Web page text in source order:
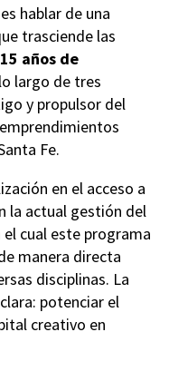
es hablar de una
trasciende las
años de
largo de tres
y propulsor del
Fe.
en el acceso a
la actual gestión del
cual este programa
manera directa
disciplinas. La
potenciar el
creativo en